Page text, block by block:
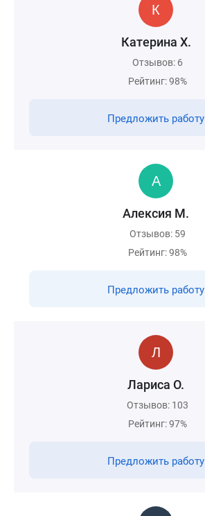
Катерина Х.
Отзывов: 6
Рейтинг: 98%
Предложить работу
Алексия М.
Отзывов: 59
Рейтинг: 98%
Предложить работу
Лариса О.
Отзывов: 103
Рейтинг: 97%
Предложить работу